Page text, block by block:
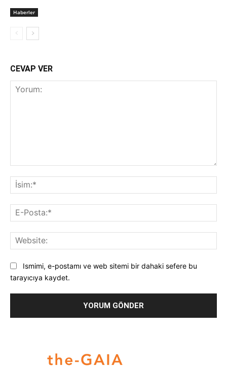
Haberler
CEVAP VER
Ismimi, e-postamı ve web sitemi bir dahaki sefere bu
tarayıcıya kaydet.